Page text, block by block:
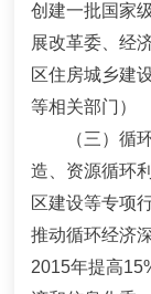
创建一批国家
展改革委、经
区住房城乡建
等相关部门）
（三）循
造、资源循环
区建设等专项
推动循环经济
2015年提高1